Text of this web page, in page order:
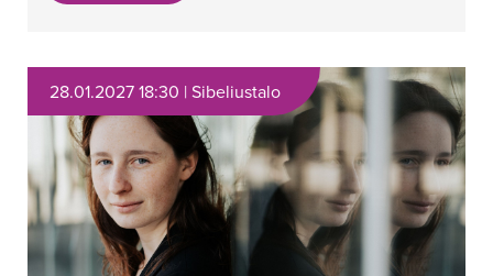
28.01.2027 18:30 | Sibeliustalo